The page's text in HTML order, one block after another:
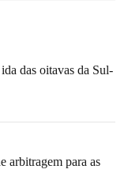
das oitavas da Sul-
arbitragem para as